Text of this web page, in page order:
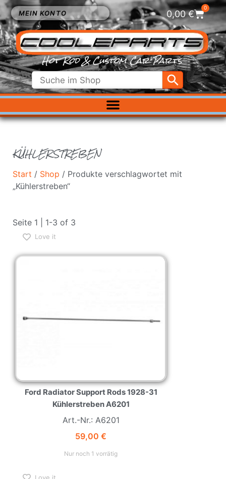
MEIN KONTO 0,00€
0
Hot Rod & Custom Car Parts
ELEKTRIK
INNENRAUM
KÜHLUNG
KÜHLERSTREBEN
Start / Shop / Produkte verschlagwortet mit
„Kühlerstreben“
Seite 1 | 1-3 of 3
Love it
Ford Radiator Support Rods 1928-31
Kühlerstreben A6201
Art.-Nr.: A6201
59,00 €
Nur noch 1 vorrätig
Love it